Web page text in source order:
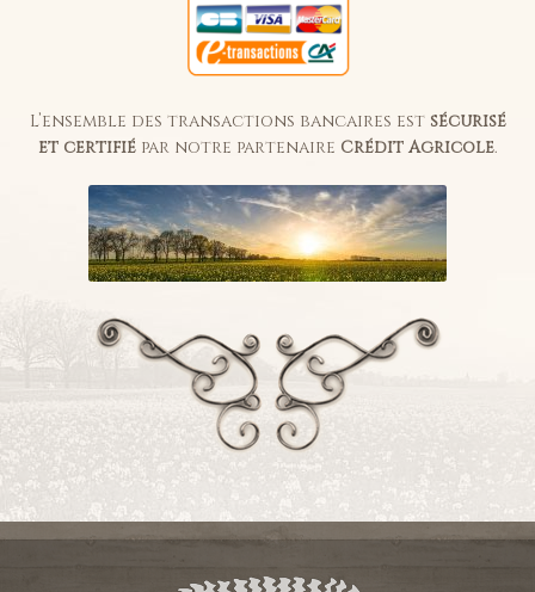
L’ensemble des transactions bancaires est sécurisé
et certifiépar notre partenaire Crédit Agricole.